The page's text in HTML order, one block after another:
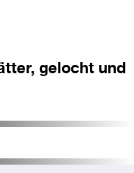
gelocht und